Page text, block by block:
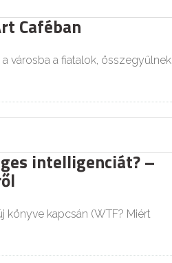
Caféban
városba a fiatalok, összegyűlnek
intelligenciát? –
könyve kapcsán (WTF? Miért